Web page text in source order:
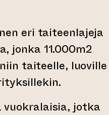
eri taiteenlajeja
jonka 11.000m2
taiteelle, luoville
vuokralaisia, jotka